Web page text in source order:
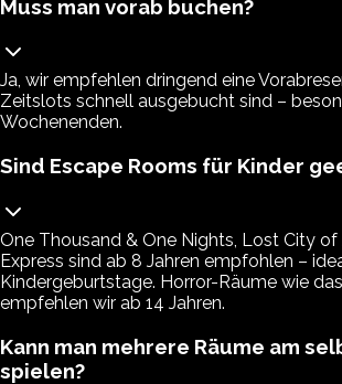
Muss man vorab buchen?
Ja, wir empfehlen dringend eine
Zeitslots schnell ausgebucht sind –
Wochenenden.
Sind Escape Rooms für Kinder
One Thousand & One Nights, Lost City
Express sind ab 8 Jahren empfohlen –
Kindergeburtstage. Horror-Räume wie
empfehlen wir ab 14 Jahren.
Kann man mehrere Räume am
spielen?